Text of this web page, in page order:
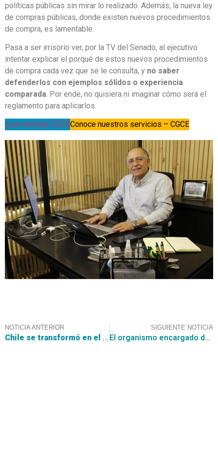
políticas públicas sin mirar lo realizado. Además, la nueva ley
de compras públicas, donde existen nuevos procedimientos
de compra, es lamentable.
Pasa a ser irrisorio ver, por la TV del Senado, al ejecutivo
intentar explicar el porqué de estos nuevos procedimientos
de compra cada vez que se le consulta, y no saber
defenderlos con ejemplos sólidos o experiencia
comparada. Por ende, no quisiera ni imaginar cómo será el
reglamento para aplicarlos.
Leer noticias CGCEConoce nuestros servicios – CGCE
NOTICIA ANTERIOR
Chile se transformó en el primer país de América Latina en contar con requisitos de ética de datos para la adquisición de sistemas automatizados
SIGUIENTE NOTICIA
El organismo encargado de la compra pública anuncia nueva Licitación de Convenio Marco de Mobiliario General